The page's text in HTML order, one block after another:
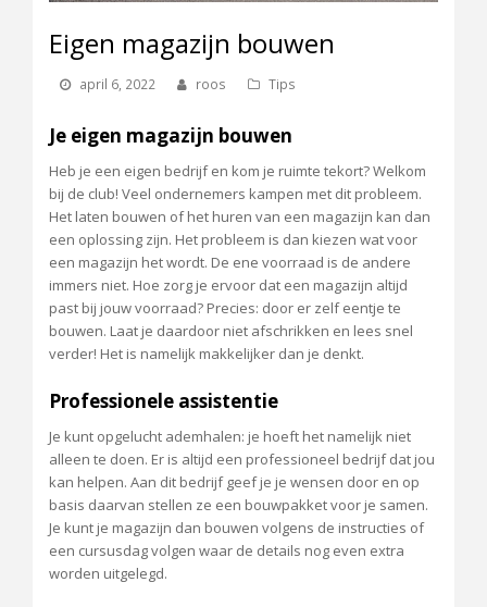
Eigen magazijn bouwen
april 6, 2022 roos Tips
Je eigen magazijn bouwen
Heb je een eigen bedrijf en kom je ruimte tekort? Welkom
bij de club! Veel ondernemers kampen met dit probleem.
Het laten bouwen of het huren van een magazijn kan dan
een oplossing zijn. Het probleem is dan kiezen wat voor
een magazijn het wordt. De ene voorraad is de andere
immers niet. Hoe zorg je ervoor dat een magazijn altijd
past bij jouw voorraad? Precies: door er zelf eentje te
bouwen. Laat je daardoor niet afschrikken en lees snel
verder! Het is namelijk makkelijker dan je denkt.
Professionele assistentie
Je kunt opgelucht ademhalen: je hoeft het namelijk niet
alleen te doen. Er is altijd een professioneel bedrijf dat jou
kan helpen. Aan dit bedrijf geef je je wensen door en op
basis daarvan stellen ze een bouwpakket voor je samen.
Je kunt je magazijn dan bouwen volgens de instructies of
een cursusdag volgen waar de details nog even extra
worden uitgelegd.